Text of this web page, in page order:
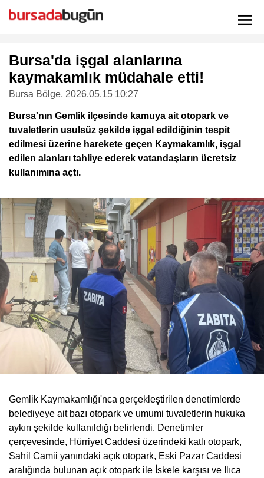
Bursa'da işgal alanlarına
kaymakamlık müdahale etti!
Bursa Bölge, 2026.05.15 10:27
Bursa'nın Gemlik ilçesinde kamuya ait otopark ve
tuvaletlerin usulsüz şekilde işgal edildiğinin tespit
edilmesi üzerine harekete geçen Kaymakamlık, işgal
edilen alanları tahliye ederek vatandaşların ücretsiz
kullanımına açtı.
Gemlik Kaymakamlığı'nca gerçekleştirilen denetimlerde
belediyeye ait bazı otopark ve umumi tuvaletlerin hukuka
aykırı şekilde kullanıldığı belirlendi. Denetimler
çerçevesinde, Hürriyet Caddesi üzerindeki katlı otopark,
Sahil Camii yanındaki açık otopark, Eski Pazar Caddesi
aralığında bulunan açık otopark ile İskele karşısı ve Ilıca